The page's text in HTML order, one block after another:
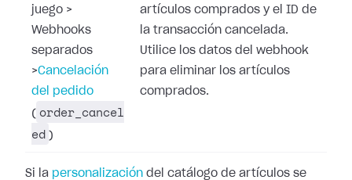
juego >
Webhooks
separados
>Cancelación
del pedido
( order_cancel
ed )
artículos comprados y el ID de
la transacción cancelada.
Utilice los datos del webhook
para eliminar los artículos
comprados.
Si la personalización del catálogo de artículos se